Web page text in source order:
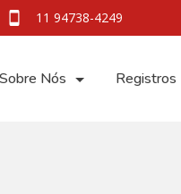
11 94738-4249
Sobre Nós Registros